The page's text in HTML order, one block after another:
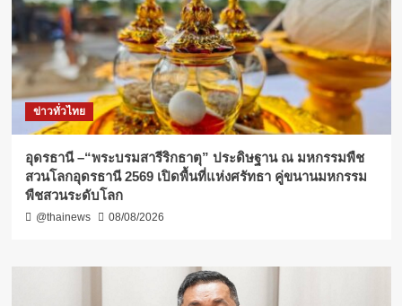
ข่าวทั่วไทย
อุดรธานี –“พระบรมสารีริกธาตุ” ประดิษฐาน ณ มหกรรมพืช
สวนโลกอุดรธานี 2569 เปิดพื้นที่แห่งศรัทธา คู่ขนานมหกรรม
พืชสวนระดับโลก
@thainews 08/08/2026